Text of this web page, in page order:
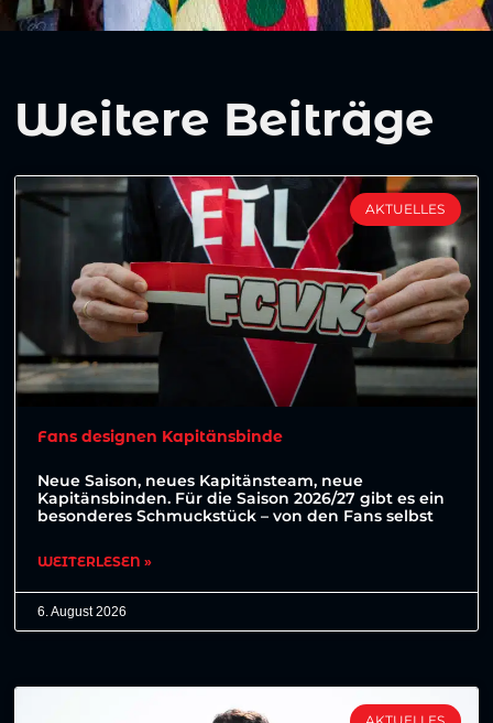
Weitere Beiträge
AKTUELLES
Fans designen Kapitänsbinde
Neue Saison, neues Kapitänsteam, neue
Kapitänsbinden. Für die Saison 2026/27 gibt es ein
besonderes Schmuckstück – von den Fans selbst
WEITERLESEN »
6. August 2026